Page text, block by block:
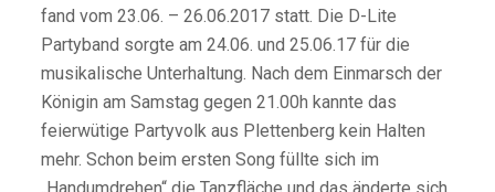
fand vom 23.06. – 26.06.2017 statt. Die D-Lite
Partyband sorgte am 24.06. und 25.06.17 für die
musikalische Unterhaltung. Nach dem Einmarsch der
Königin am Samstag gegen 21.00h kannte das
feierwütige Partyvolk aus Plettenberg kein Halten
mehr. Schon beim ersten Song füllte sich im